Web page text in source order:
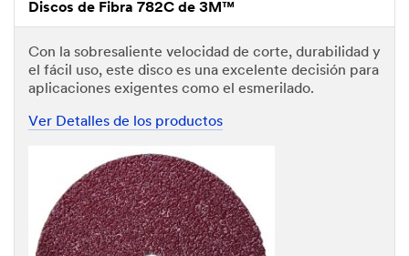
Discos de Fibra 782C de 3M™
Con la sobresaliente velocidad de corte, durabilidad y
el fácil uso, este disco es una excelente decisión para
aplicaciones exigentes como el esmerilado.
Ver Detalles de los productos